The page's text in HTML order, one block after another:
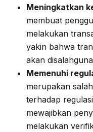
Meningkatkan
membuat
melakukan
yakin bahwa
akan
Memenuhi
merupakan
terhadap
mewajibkan
melakukan